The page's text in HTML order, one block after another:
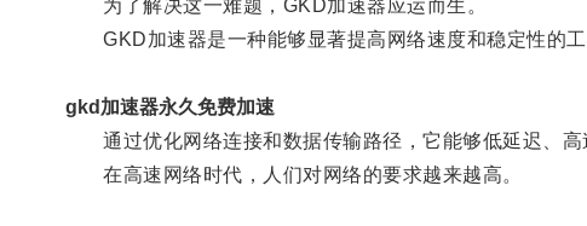
为了解决这一难题，GKD加速器应运而生。
GKD加速器是一种能够显著提高网络速度和稳定性的工
gkd加速器永久免费加速
通过优化网络连接和数据传输路径，它能够低延迟、高
在高速网络时代，人们对网络的要求越来越高。